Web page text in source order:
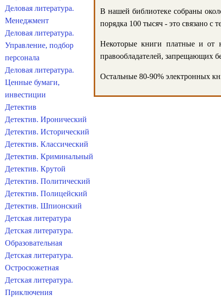
В нашей библиотеке собраны
порядка 100 тысяч - это связано
Некоторые книги платные и от
правообладателей, запрещающих
Остальные 80-90% электронных
Деловая литература.
Менеджмент
Деловая литература.
Управление, подбор
персонала
Деловая литература.
Ценные бумаги,
инвестиции
Детектив
Детектив. Иронический
Детектив. Исторический
Детектив. Классический
Детектив. Криминальный
Детектив. Крутой
Детектив. Политический
Детектив. Полицейский
Детектив. Шпионский
Детская литература
Детская литература.
Образовательная
Детская литература.
Остросюжетная
Детская литература.
Приключения